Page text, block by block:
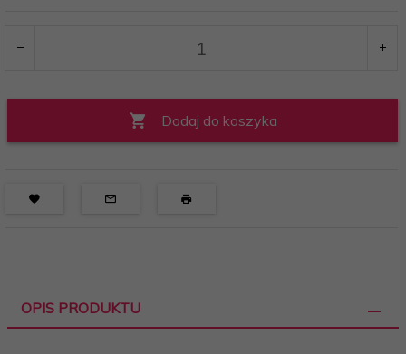
Dodaj do koszyka
OPIS PRODUKTU